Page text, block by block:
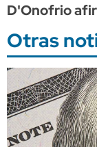
D'Onofrio
Otras